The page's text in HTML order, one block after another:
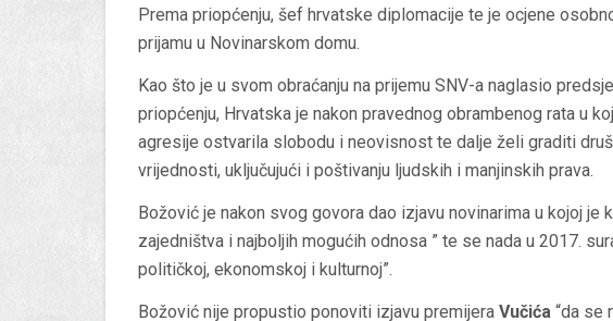
Prema priopćenju, šef hrvatske diplomacije te je ocjene
prijamu u Novinarskom domu.
Kao što je u svom obraćanju na prijemu SNV-a naglasio
priopćenju, Hrvatska je nakon pravednog obrambenog rata u
agresije ostvarila slobodu i neovisnost te dalje želi graditi
vrijednosti, uključujući i poštivanju ljudskih i manjinskih prava.
Božović je nakon svog govora dao izjavu novinarima u kojoj je
zajedništva i najboljih mogućih odnosa ” te se nada u 2017.
političkoj, ekonomskoj i kulturnoj”.
Božović nije propustio ponoviti izjavu premijera Vučića “da se